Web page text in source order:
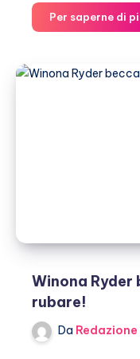
Per saperne di
Winona Ryder
rubare!
Da Redazione